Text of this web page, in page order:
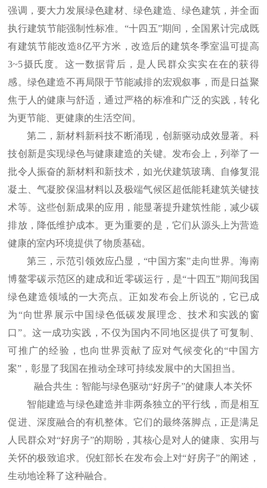
强调，要大力发展绿色建材、绿色建造、绿色建筑，并全面
执行建筑节能强制性标准。“十四五”期间，全国累计完成既
有建筑节能改造8亿平方米，改造后的建筑冬季室温可提高
3~5摄氏度。这一数据背后，是人民群众实实在在的获得
感。绿色建造不再局限于节能减排的宏观叙事，而是日益聚
焦于人的健康与舒适，通过严格的标准和广泛的实践，转化
为更节能、更健康的生活空间。
第二，新材料新科技不断涌现，创新驱动成效显著。科
技创新是实现绿色与健康建造的关键。发布会上，列举了一
批令人振奋的新材料和新技术，如光伏建筑玻璃、自修复混
凝土、气凝胶保温材料以及极端气候区超低能耗建筑关键技
术等。这些创新成果的应用，能显著提升建筑性能，减少碳
排放，降低维护成本。更为重要的是，它们从源头上为营造
健康的室内环境提供了物质基础。
第三，示范引领效应凸显，“中国方案”走向世界。海南
博鳌零碳示范区的建成和近零碳运行，是“十四五”期间我国
绿色建造领域的一大亮点。正如发布会上所说的，它已成
为“向世界展示中国绿色低碳发展理念、技术和实践的窗
口”。这一成功实践，不仅为国内不同地区提供了可复制、
可推广的经验，也向世界贡献了应对气候变化的“中国方
案”，彰显了我国在推动全球可持续发展中的大国担当。
融合共生：智能与绿色驱动“好房子”的健康人本关怀
智能建造与绿色建造并非两条独立的平行线，而是相互
促进、深度融合的有机整体。它们的最终落脚点，正是满足
人民群众对“好房子”的期盼，其核心是对人的健康、实用与
关怀的极致追求。倪虹部长在发布会上对“好房子”的阐述，
生动地诠释了这种融合。